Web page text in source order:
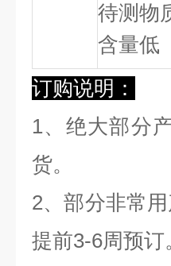
待测物
含量低
订购说明：
1、绝大部分
货。
2、部分非常
提前3-6周预订